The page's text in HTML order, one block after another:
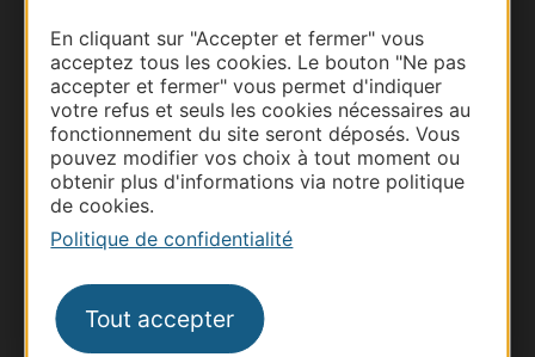
En cliquant sur "Accepter et fermer" vous
acceptez tous les cookies. Le bouton "Ne pas
accepter et fermer" vous permet d'indiquer
votre refus et seuls les cookies nécessaires au
fonctionnement du site seront déposés. Vous
pouvez modifier vos choix à tout moment ou
obtenir plus d'informations via notre politique
de cookies.
Politique de confidentialité
Tout accepter
Thermalisme
Business/Mice
Site presse et d'influence
Voyagistes